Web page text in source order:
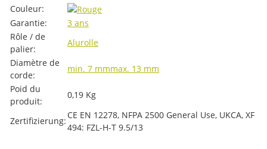
#productDetails.itemInformation#
#productDetails.itemValue#
Couleur:
Garantie:
3 ans
Rôle / de
palier:
Alurolle
Diamètre de
corde:
min. 7 mmmax. 13 mm
Poid du
produit:
0,19 Kg
Zertifizierung:
CE EN 12278, NFPA 2500 General Use, UKCA, XF
494: FZL-H-T 9.5/13